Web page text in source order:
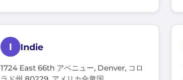
I Indie
1724 East 66th アベニュー, Denver, コロ